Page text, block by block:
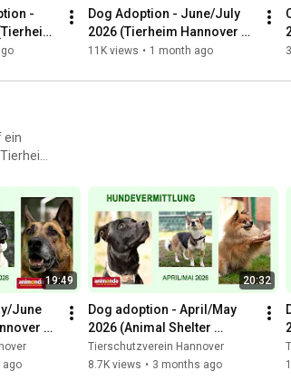
-
Dog Adoption - June/July
2026 (Tierheim Hannover
TV)
11K views • 1 month ago
ein
19:49
June
ago
20:32
Dog adoption - April/May
2026 (Animal Shelter
Hannover TV)
Tierschutzverein Hannover
8.7K views • 3 months ago